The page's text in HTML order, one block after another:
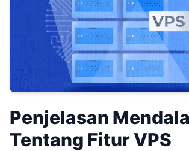
Penjelasan
Tentang Fitur VPS